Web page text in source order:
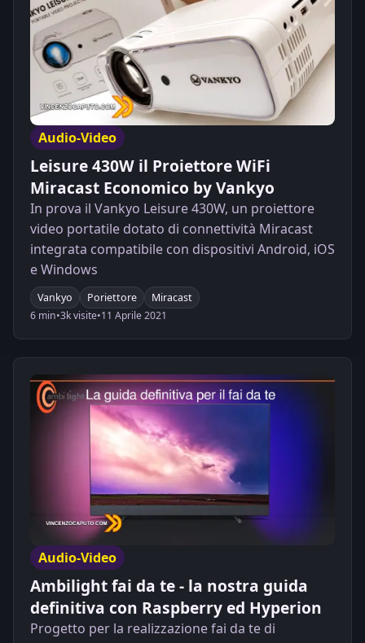
Audio-Video
Leisure 430W il Proiettore WiFi
Miracast Economico by Vankyo
In prova il Vankyo Leisure 430W, un proiettore
video portatile dotato di connettività Miracast
integrata compatibile con dispositivi Android, iOS
e Windows
Vankyo Poriettore
Miracast
6 min•3k visite•11 Aprile 2021
Audio-Video
Ambilight fai da te - la nostra guida
definitiva con Raspberry ed Hyperion
Progetto per la realizzazione fai da te di